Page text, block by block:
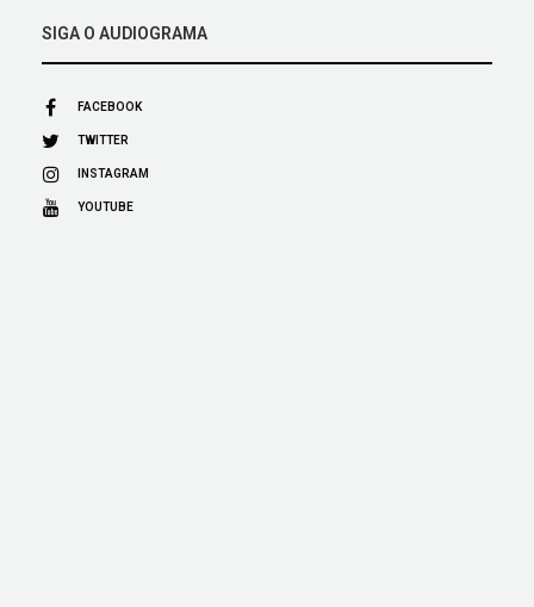
SIGA O AUDIOGRAMA
FACEBOOK
TWITTER
INSTAGRAM
YOUTUBE